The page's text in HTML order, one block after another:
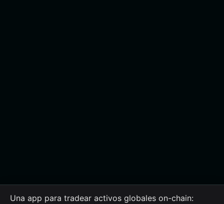
Una app para tradear activos globales on-chain: